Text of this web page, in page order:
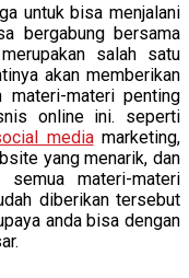
untuk bisa menjalani
bergabung bersama
salah satu
akan memberikan
materi-materi penting
online ini. seperti
mediamarketing,
yang menarik, dan
materi-materi
diberikan tersebut
anda bisa dengan